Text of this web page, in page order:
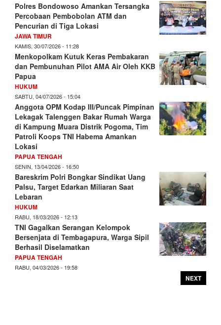
Polres Bondowoso Amankan Tersangka
Percobaan Pembobolan ATM dan
Pencurian di Tiga Lokasi
JAWA TIMUR
KAMIS, 30/07/2026 - 11:28
Menkopolkam Kutuk Keras Pembakaran
dan Pembunuhan Pilot AMA Air Oleh KKB
Papua
HUKUM
SABTU, 04/07/2026 - 15:04
Anggota OPM Kodap III/Puncak Pimpinan
Lekagak Talenggen Bakar Rumah Warga
di Kampung Muara Distrik Pogoma, Tim
Patroli Koops TNI Habema Amankan
Lokasi
PAPUA TENGAH
SENIN, 13/04/2026 - 16:50
Bareskrim Polri Bongkar Sindikat Uang
Palsu, Target Edarkan Miliaran Saat
Lebaran
HUKUM
RABU, 18/03/2026 - 12:13
TNI Gagalkan Serangan Kelompok
Bersenjata di Tembagapura, Warga Sipil
Berhasil Diselamatkan
PAPUA TENGAH
RABU, 04/03/2026 - 19:58
NEXT